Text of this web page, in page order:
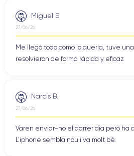
Miguel S.
27/06/26
Me llegó todo como lo queria, tuve
resolvieron de forma rápida y eficaz
Narcis B.
27/06/26
Varen enviar-ho el darrer dia però ha
L'iphone sembla nou i va molt bé.